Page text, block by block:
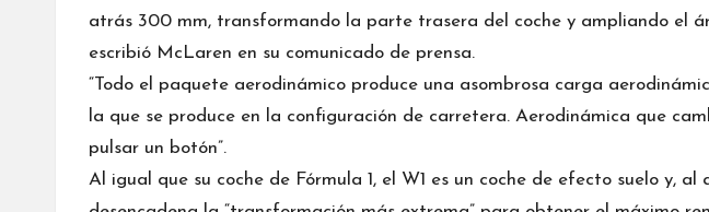
atrás 300 mm, transformando la parte trasera del coche y ampliando el
escribió McLaren en su comunicado de prensa.
“Todo el paquete aerodinámico produce una asombrosa carga
la que se produce en la configuración de carretera. Aerodinámica que
pulsar un botón”.
Al igual que su coche de Fórmula 1, el W1 es un coche de efecto suelo y,